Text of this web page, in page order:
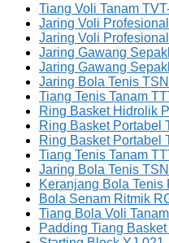
Tiang Voli Tanam
Jaring Voli
Jaring Voli
Jaring Gawang
Jaring Gawang
Jaring Bola Tenis
Tiang Tenis Tanam
Ring Basket Hidrolik
Ring Basket Portabel
Ring Basket Portabel
Tiang Tenis Tanam
Jaring Bola Tenis
Keranjang Bola Tenis
Bola Senam Ritmik
Tiang Bola Voli
Padding Tiang